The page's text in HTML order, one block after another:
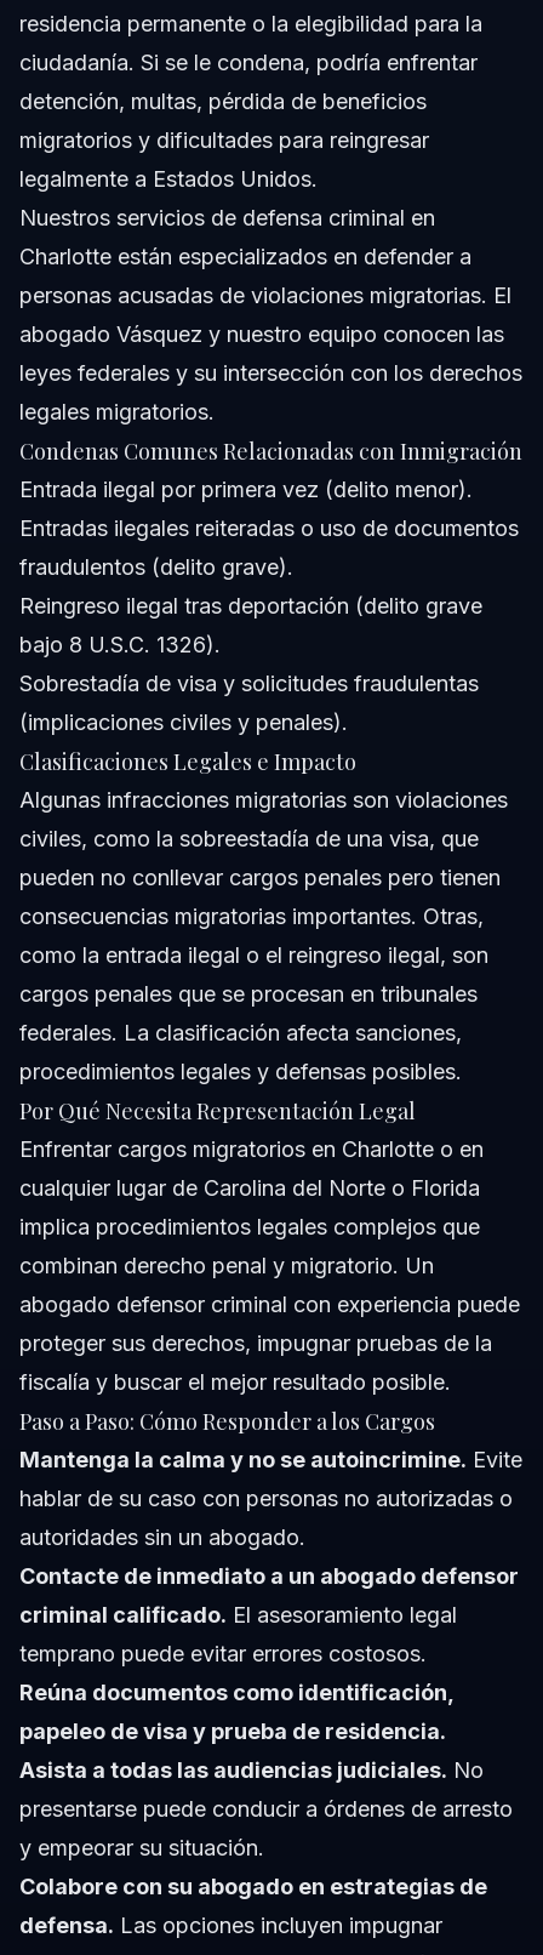
residencia permanente o la elegibilidad para la
ciudadanía. Si se le condena, podría enfrentar
detención, multas, pérdida de beneficios
migratorios y dificultades para reingresar
legalmente a Estados Unidos.
Nuestros servicios de defensa criminal en
Charlotte están especializados en defender a
personas acusadas de violaciones migratorias. El
abogado Vásquez y nuestro equipo conocen las
leyes federales y su intersección con los derechos
legales migratorios.
Condenas Comunes Relacionadas con Inmigración
Entrada ilegal por primera vez (delito menor).
Entradas ilegales reiteradas o uso de documentos
fraudulentos (delito grave).
Reingreso ilegal tras deportación (delito grave
bajo 8 U.S.C. 1326).
Sobrestadía de visa y solicitudes fraudulentas
(implicaciones civiles y penales).
Clasificaciones Legales e Impacto
Algunas infracciones migratorias son violaciones
civiles, como la sobreestadía de una visa, que
pueden no conllevar cargos penales pero tienen
consecuencias migratorias importantes. Otras,
como la entrada ilegal o el reingreso ilegal, son
cargos penales que se procesan en tribunales
federales. La clasificación afecta sanciones,
procedimientos legales y defensas posibles.
Por Qué Necesita Representación Legal
Enfrentar cargos migratorios en Charlotte o en
cualquier lugar de Carolina del Norte o Florida
implica procedimientos legales complejos que
combinan derecho penal y migratorio. Un
abogado defensor criminal con experiencia puede
proteger sus derechos, impugnar pruebas de la
fiscalía y buscar el mejor resultado posible.
Paso a Paso: Cómo Responder a los Cargos
Mantenga la calma y no se autoincrimine. Evite
hablar de su caso con personas no autorizadas o
autoridades sin un abogado.
Contacte de inmediato a un abogado defensor
criminal calificado. El asesoramiento legal
temprano puede evitar errores costosos.
Reúna documentos como identificación,
papeleo de visa y prueba de residencia.
Asista a todas las audiencias judiciales. No
presentarse puede conducir a órdenes de arresto
y empeorar su situación.
Colabore con su abogado en estrategias de
defensa. Las opciones incluyen impugnar